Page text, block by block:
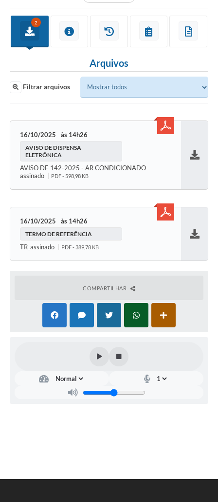
2
Arquivos
Filtrar arquivos
16/10/2025 14h26
AVISO DE DISPENSA
ELETRÔNICA
AVISO DE 142-2025 - AR CONDICIONADO
assinado
PDF - 598,98 KB
16/10/2025 14h26
TERMO DE REFERÊNCIA
TR_assinado PDF - 389,78 KB
COMPARTILHAR